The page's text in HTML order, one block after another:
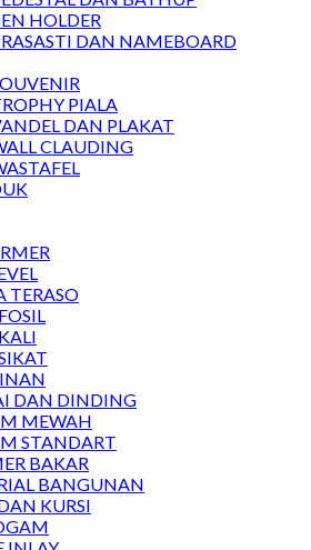
HOLDER
DAN NAMEBOARD
PIALA
DAN PLAKAT
CLAUDING
TERASO
DAN DINDING
MEWAH
STANDART
BAKAR
BANGUNAN
KURSI